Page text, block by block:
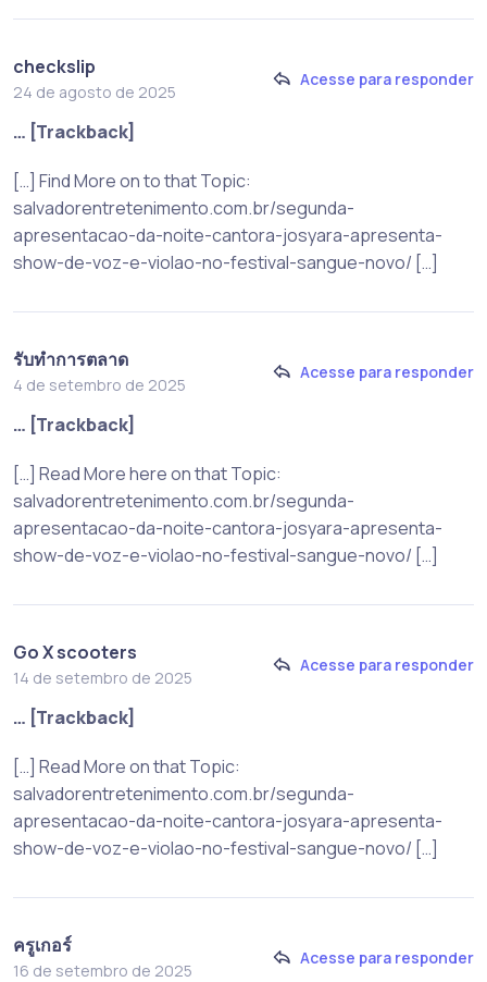
checkslip
24 de agosto de 2025
Acesse para responder
… [Trackback]
[…] Find More on to that Topic:
salvadorentretenimento.com.br/segunda-
apresentacao-da-noite-cantora-josyara-apresenta-
show-de-voz-e-violao-no-festival-sangue-novo/ […]
รับทำการตลาด
4 de setembro de 2025
Acesse para responder
… [Trackback]
[…] Read More here on that Topic:
salvadorentretenimento.com.br/segunda-
apresentacao-da-noite-cantora-josyara-apresenta-
show-de-voz-e-violao-no-festival-sangue-novo/ […]
Go X scooters
14 de setembro de 2025
Acesse para responder
… [Trackback]
[…] Read More on that Topic:
salvadorentretenimento.com.br/segunda-
apresentacao-da-noite-cantora-josyara-apresenta-
show-de-voz-e-violao-no-festival-sangue-novo/ […]
ครูเกอร์
16 de setembro de 2025
Acesse para responder